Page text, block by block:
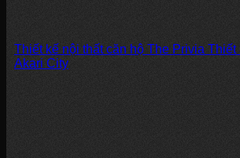
Thiết kế nội thất căn hộ The Privia Thiết
Akari City